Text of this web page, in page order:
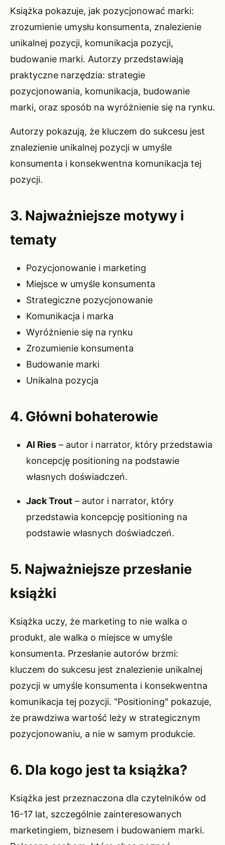
Książka pokazuje, jak pozycjonować marki:
zrozumienie umysłu konsumenta, znalezienie
unikalnej pozycji, komunikacja pozycji,
budowanie marki. Autorzy przedstawiają
praktyczne narzędzia: strategie
pozycjonowania, komunikacja, budowanie
marki, oraz sposób na wyróżnienie się na rynku.
Autorzy pokazują, że kluczem do sukcesu jest
znalezienie unikalnej pozycji w umyśle
konsumenta i konsekwentna komunikacja tej
pozycji.
3. Najważniejsze motywy i
tematy
Pozycjonowanie i marketing
Miejsce w umyśle konsumenta
Strategiczne pozycjonowanie
Komunikacja i marka
Wyróżnienie się na rynku
Zrozumienie konsumenta
Budowanie marki
Unikalna pozycja
4. Główni bohaterowie
Al Ries – autor i narrator, który przedstawia
koncepcję positioning na podstawie
własnych doświadczeń.
Jack Trout – autor i narrator, który
przedstawia koncepcję positioning na
podstawie własnych doświadczeń.
5. Najważniejsze przesłanie
książki
Książka uczy, że marketing to nie walka o
produkt, ale walka o miejsce w umyśle
konsumenta. Przesłanie autorów brzmi:
kluczem do sukcesu jest znalezienie unikalnej
pozycji w umyśle konsumenta i konsekwentna
komunikacja tej pozycji. "Positioning" pokazuje,
że prawdziwa wartość leży w strategicznym
pozycjonowaniu, a nie w samym produkcie.
6. Dla kogo jest ta książka?
Książka jest przeznaczona dla czytelników od
16-17 lat, szczególnie zainteresowanych
marketingiem, biznesem i budowaniem marki.